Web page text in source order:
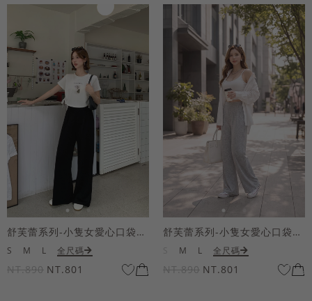
舒芙蕾系列-小隻女愛心口袋寬褲
S M L 全尺碼
NT.890 NT.801
舒芙蕾系列-小隻女愛心口袋寬褲
M L 全尺碼
NT.890 NT.801